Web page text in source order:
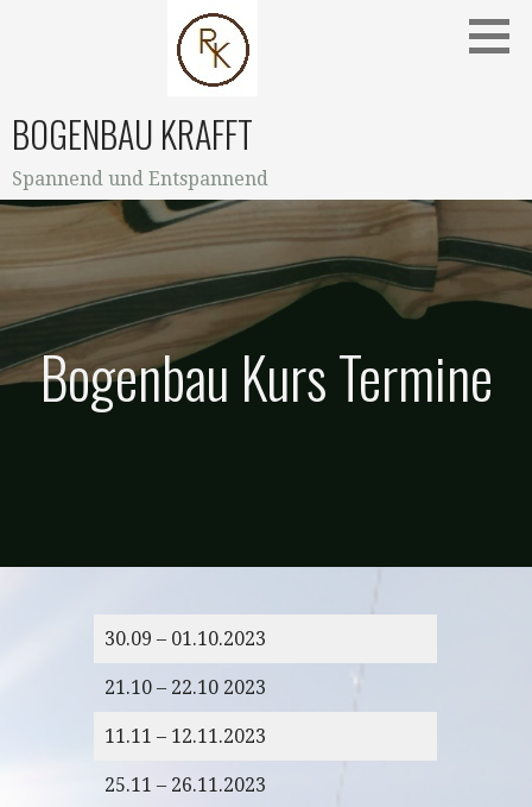
BOGENBAU KRAFFT
Spannend und Entspannend
Bogenbau Kurs Termine
30.09 – 01.10.2023
21.10 – 22.10 2023
11.11 – 12.11.2023
25.11 – 26.11.2023